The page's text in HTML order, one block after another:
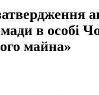
в особі
майна»